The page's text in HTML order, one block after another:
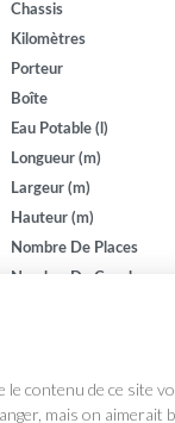
Chassis
Kilomètres
Porteur
Boîte
Eau Potable (l)
Longueur (m)
Largeur (m)
Hauteur (m)
Nombre De Places
Nombre De Couchages
le
avant de vous